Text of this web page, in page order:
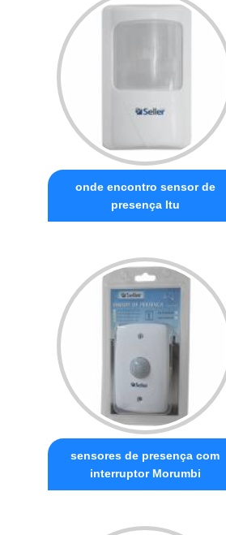
onde encontro sensor de
presença Itu
sensores de presença com
interruptor Morumbi